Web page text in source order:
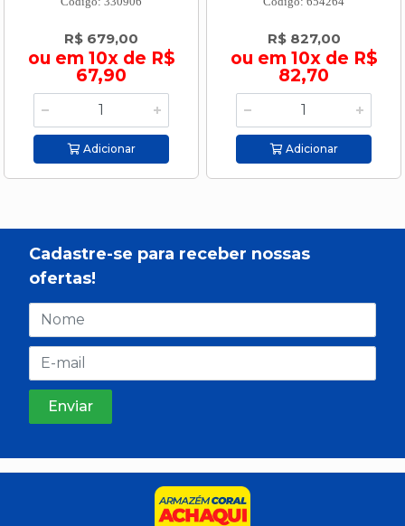
R$ 679,00
ou em 10x de R$
67,90
Adicionar
R$ 827,00
ou em 10x de R$
82,70
Adicionar
Cadastre-se para receber nossas
ofertas!